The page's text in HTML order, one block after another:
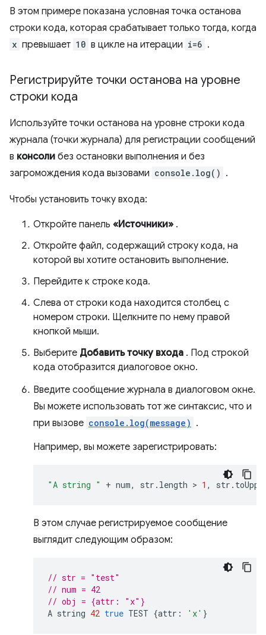
В этом примере показана условная точка останова
строки кода, которая срабатывает только тогда, когда
x превышает 10 в цикле на итерации i=6 .
Регистрируйте точки останова на уровне
строки кода
Используйте точки останова на уровне строки кода
журнала (точки журнала) для регистрации сообщений
в консоли без остановки выполнения и без
загромождения кода вызовами console.log() .
Чтобы установить точку входа:
Откройте панель «Источники» .
Откройте файл, содержащий строку кода, на
которой вы хотите остановить выполнение.
Перейдите к строке кода.
Слева от строки кода находится столбец с
номером строки. Щелкните по нему правой
кнопкой мыши.
Выберите Добавить точку входа . Под строкой
кода отобразится диалоговое окно.
Введите сообщение журнала в диалоговом окне.
Вы можете использовать тот же синтаксис, что и
при вызове console.log(message) .
Например, вы можете зарегистрировать:
"A string " + num, str . length > 1 , str .
В этом случае регистрируемое сообщение
выглядит следующим образом:
// str = "test"
// num = 42
// obj = {attr: "x"}
A string 42 true TEST {attr : 'x' }